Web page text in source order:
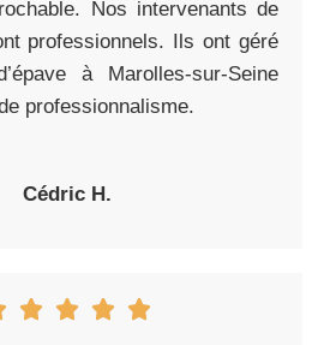
Nos intervenants de
professionnels. Ils ont géré
à Marolles-sur-Seine
professionnalisme.
Cédric H.